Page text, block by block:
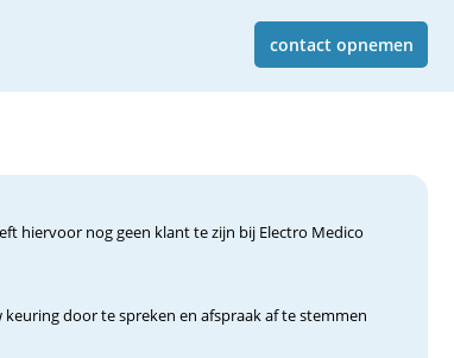
contact opnemen
hiervoor nog geen klant te zijn bij Electro Medico
door te spreken en afspraak af te stemmen